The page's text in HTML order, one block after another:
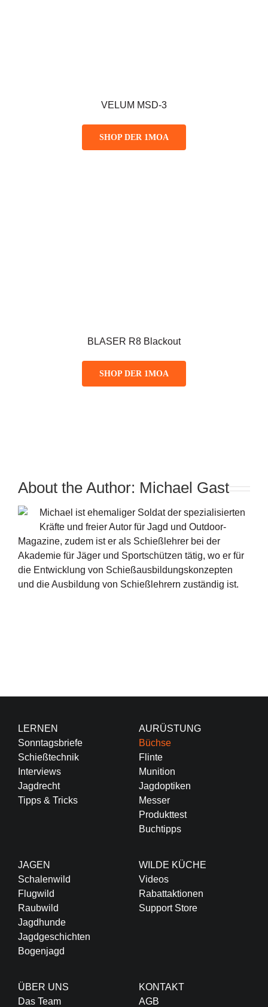
VELUM MSD-3
SHOP DER 1MOA
BLASER R8 Blackout
SHOP DER 1MOA
About the Author: Michael Gast
Michael ist ehemaliger Soldat der spezialisierten
Kräfte und freier Autor für Jagd und Outdoor-
Magazine, zudem ist er als Schießlehrer bei der
Akademie für Jäger und Sportschützen tätig, wo er für
die Entwicklung von Schießausbildungskonzepten
und die Ausbildung von Schießlehrern zuständig ist.
LERNEN
Sonntagsbriefe
Schießtechnik
Interviews
Jagdrecht
Tipps & Tricks
AURÜSTUNG
Büchse
Flinte
Munition
Jagdoptiken
Messer
Produkttest
Buchtipps
JAGEN
Schalenwild
Flugwild
Raubwild
Jagdhunde
Jagdgeschichten
Bogenjagd
WILDE KÜCHE
Videos
Rabattaktionen
Support Store
ÜBER UNS
Das Team
KONTAKT
AGB